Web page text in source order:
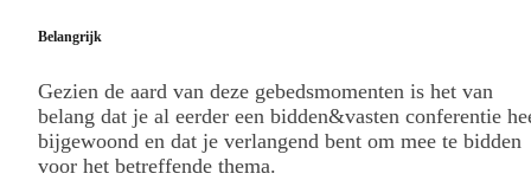
Belangrijk
Gezien de aard van deze gebedsmomenten is het van
belang dat je al eerder een bidden&vasten conferentie
bijgewoond en dat je verlangend bent om mee te bidden
voor het betreffende thema.